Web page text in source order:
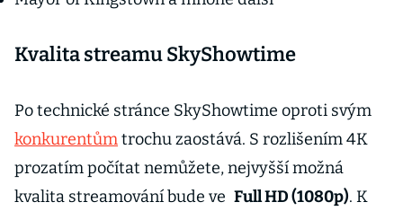
Kvalita streamu SkyShowtime
Po technické stránce SkyShowtime oproti svým
konkurentůmtrochu zaostává. S rozlišením 4K
prozatím počítat nemůžete, nejvyšší možná
kvalita streamování bude ve Full HD (1080p). K